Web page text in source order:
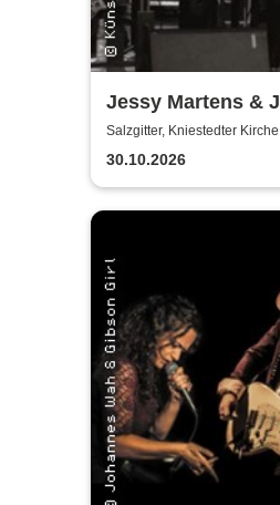
Jessy Martens &
Fischer's Blues
Salzgitter, Kniestedter Kirche
30.10.2026